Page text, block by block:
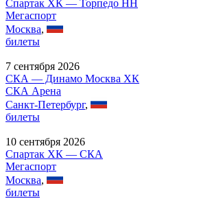
Спартак ХК — Торпедо НН
Мегаспорт
Москва,
билеты
7 сентября 2026
СКА — Динамо Москва ХК
СКА Арена
Санкт-Петербург,
билеты
10 сентября 2026
Спартак ХК — СКА
Мегаспорт
Москва,
билеты